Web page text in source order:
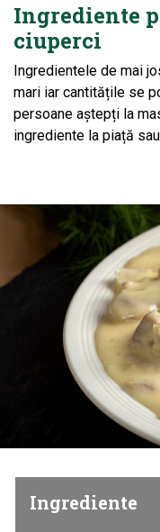
Ingrediente
ciuperci
Ingredientele de mai
mari iar cantitățile se
persoane aștepți la
ingrediente la piață
Ingrediente